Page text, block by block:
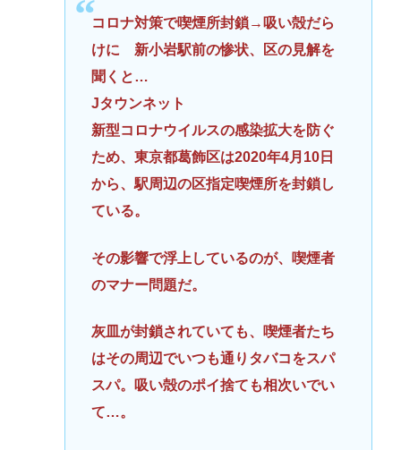
コロナ対策で喫煙所封鎖→吸い殻だら
けに 新小岩駅前の惨状、区の見解を
聞くと…
Jタウンネット
新型コロナウイルスの感染拡大を防ぐ
ため、東京都葛飾区は2020年4月10日
から、駅周辺の区指定喫煙所を封鎖し
ている。
その影響で浮上しているのが、喫煙者
のマナー問題だ。
灰皿が封鎖されていても、喫煙者たち
はその周辺でいつも通りタバコをスパ
スパ。吸い殻のポイ捨ても相次いでい
て…。